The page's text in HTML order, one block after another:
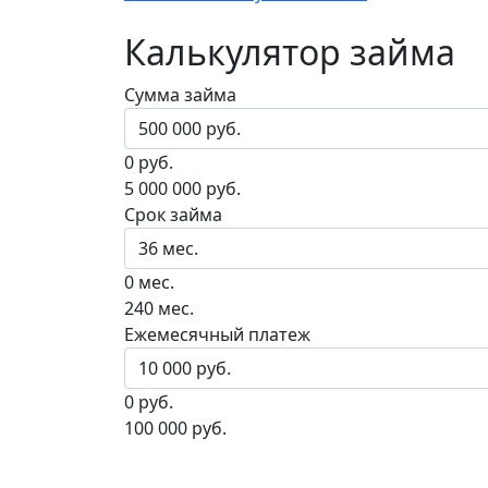
Калькулятор займа
Сумма займа
0 руб.
5 000 000 руб.
Срок займа
0 мес.
240 мес.
Ежемесячный платеж
0 руб.
100 000 руб.